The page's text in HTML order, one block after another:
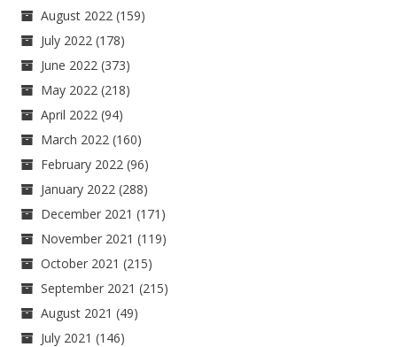
August 2022 (159)
July 2022 (178)
June 2022 (373)
May 2022 (218)
April 2022 (94)
March 2022 (160)
February 2022 (96)
January 2022 (288)
December 2021 (171)
November 2021 (119)
October 2021 (215)
September 2021 (215)
August 2021 (49)
July 2021 (146)